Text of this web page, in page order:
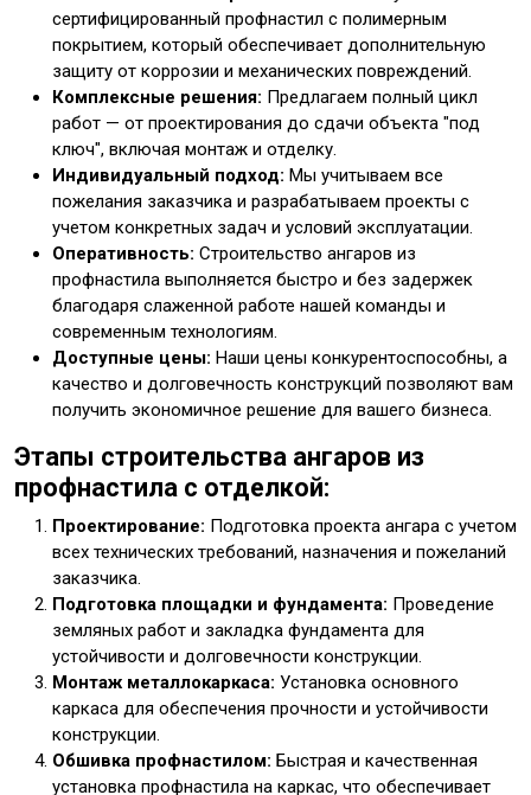
сертифицированный профнастил с полимерным
покрытием, который обеспечивает дополнительную
защиту от коррозии и механических повреждений.
Комплексные решения: Предлагаем полный цикл
работ — от проектирования до сдачи объекта "под
ключ", включая монтаж и отделку.
Индивидуальный подход: Мы учитываем все
пожелания заказчика и разрабатываем проекты с
учетом конкретных задач и условий эксплуатации.
Оперативность: Строительство ангаров из
профнастила выполняется быстро и без задержек
благодаря слаженной работе нашей команды и
современным технологиям.
Доступные цены: Наши цены конкурентоспособны, а
качество и долговечность конструкций позволяют вам
получить экономичное решение для вашего бизнеса.
Этапы строительства ангаров из
профнастила с отделкой:
Проектирование: Подготовка проекта ангара с учетом
всех технических требований, назначения и пожеланий
заказчика.
Подготовка площадки и фундамента: Проведение
земляных работ и закладка фундамента для
устойчивости и долговечности конструкции.
Монтаж металлокаркаса: Установка основного
каркаса для обеспечения прочности и устойчивости
конструкции.
Обшивка профнастилом: Быстрая и качественная
установка профнастила на каркас, что обеспечивает